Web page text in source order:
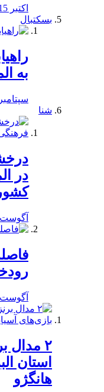
اکتبر 15, 2019
بسکتبال
به
سپتامبر 24, 2019
شنا
در
کشور
آگوست 23, 2019
آگوست 21, 2019
استان
هانگژو